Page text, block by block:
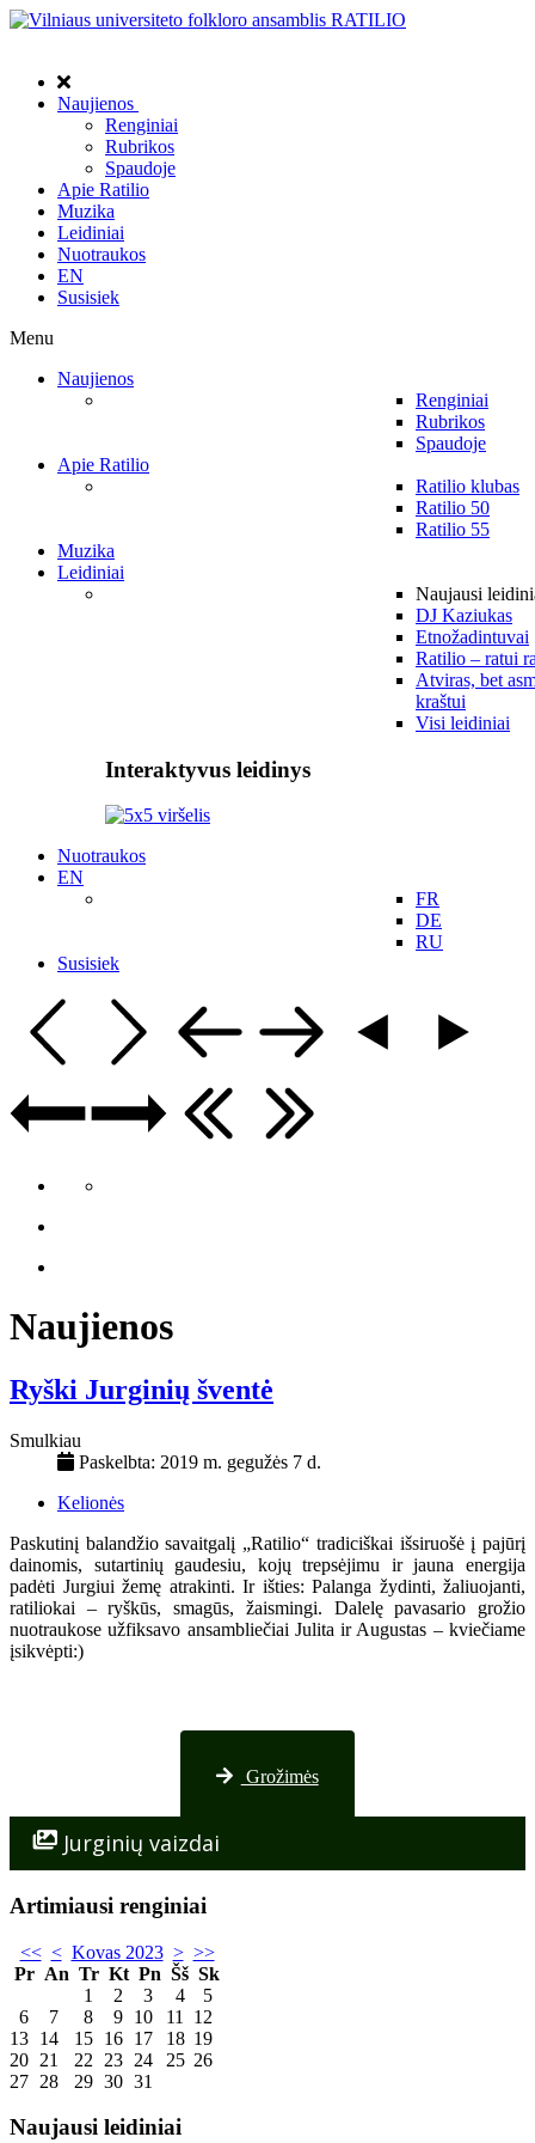
Naujienos
Renginiai
Rubrikos
Spaudoje
Apie Ratilio
Muzika
Leidiniai
Nuotraukos
EN
Susisiek
Menu
Naujienos
Renginiai
Rubrikos
Spaudoje
Apie Ratilio
Ratilio klubas
Ratilio 50
Ratilio 55
Muzika
Leidiniai
Naujausi
DJ Kaziukas
Etnožadintuvai
Ratilio – ratui
Atviras, bet
kraštui
Visi leidiniai
Interaktyvus leidinys
Nuotraukos
EN
FR
DE
RU
Susisiek
Naujienos
Ryški Jurginių šventė
Smulkiau
Paskelbta: 2019 m. gegužės 7 d.
Kelionės
Paskutinį balandžio savaitgalį „Ratilio“ tradiciškai išsiruošė į pajūrį
dainomis, sutartinių gaudesiu, kojų trepsėjimu ir jauna energija
padėti Jurgiui žemę atrakinti. Ir išties: Palanga žydinti, žaliuojanti,
ratiliokai – ryškūs, smagūs, žaismingi. Dalelę pavasario grožio
nuotraukose užfiksavo ansambliečiai Julita ir Augustas – kviečiame
įsikvėpti:)
Nuotraukos iš Palangos
Grožimės
Jurginių vaizdai
Artimiausi renginiai
<< < Kovas 2023 > >>
Pr An Tr Kt Pn Šš Sk
1
2 3 4
5
6
7 8 9 10 11
12
13 14 15 16 17 18 19
20 21 22 23 24 25 26
27 28 29 30 31
Naujausi leidiniai